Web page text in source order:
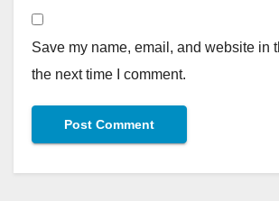
Save my name, email, and website in
the next time I comment.